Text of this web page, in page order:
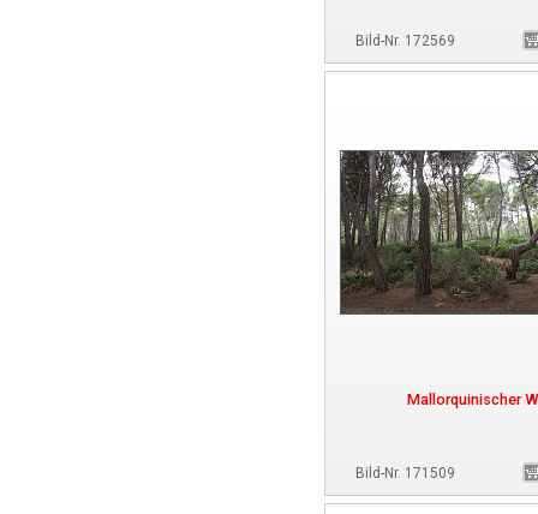
Bild-Nr. 172569
Mallorquinischer
Bild-Nr. 171509